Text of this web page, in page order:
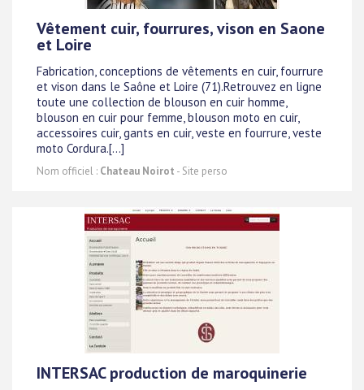
Vêtement cuir, fourrures, vison en Saone
et Loire
Fabrication, conceptions de vêtements en cuir, fourrure
et vison dans le Saône et Loire (71).Retrouvez en ligne
toute une collection de blouson en cuir homme,
blouson en cuir pour femme, blouson moto en cuir,
accessoires cuir, gants en cuir, veste en fourrure, veste
moto Cordura.[...]
Nom officiel : Chateau Noirot - Site perso
INTERSAC production de maroquinerie